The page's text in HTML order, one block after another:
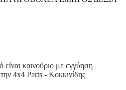
καινούριο με εγγύηση
την 4x4 Parts - Κοκκινίδης